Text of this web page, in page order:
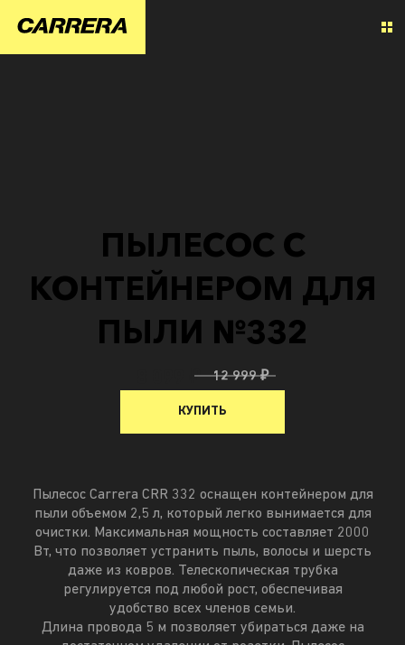
ПЫЛЕСОС С
КОНТЕЙНЕРОМ ДЛЯ
ПЫЛИ №332
8 099 ₽ 12 999 ₽
КУПИТЬ
Пылесос Carrera CRR 332 оснащен контейнером для
пыли объемом 2,5 л, который легко вынимается для
очистки. Максимальная мощность составляет 2000
Вт, что позволяет устранить пыль, волосы и шерсть
даже из ковров. Телескопическая трубка
регулируется под любой рост, обеспечивая
удобство всех членов семьи.
Длина провода 5 м позволяет убираться даже на